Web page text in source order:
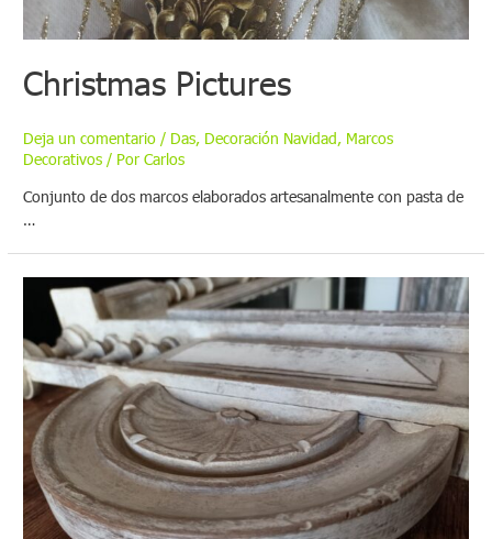
Christmas Pictures
Deja un comentario / Das, Decoración Navidad, Marcos
Decorativos / PorCarlos
Conjunto de dos marcos elaborados artesanalmente con pasta de
…